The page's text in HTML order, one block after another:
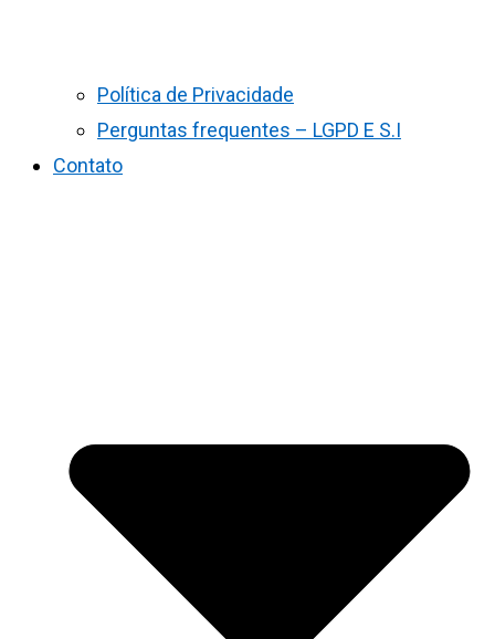
Política de Privacidade
Perguntas frequentes – LGPD E S.I
Contato